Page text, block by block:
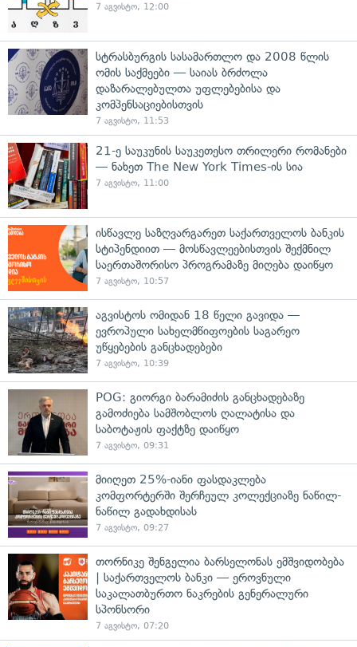
7 აგვისტო, 12:00
სტრასბურგის სასამართლო და 2008 წლის
ომის საქმეები — საიას ბრძოლა
დაზარალებულთა უფლებებისა და
კომპენსაციებისთვის
7 აგვისტო, 11:53
21-ე საუკუნის საუკეთესო თრილერი რომანები
— ნახეთ The New York Times-ის სია
7 აგვისტო, 11:00
ისწავლე საზღვარგარეთ საქართველოს ბანკის
სტიპენდიით — მოსწავლეებისთვის შექმნილ
საერთაშორისო პროგრამაზე მიღება დაიწყო
7 აგვისტო, 10:57
აგვისტოს ომიდან 18 წელი გავიდა —
ევროპული სახელმწიფოების საგარეო
უწყებების განცხადებები
7 აგვისტო, 10:39
POG: გიორგი ბარამიძის განცხადებაზე
გამოძიება სამშობლოს ღალატისა და
საბოტაჟის ფაქტზე დაიწყო
7 აგვისტო, 09:31
მიიღეთ 25%-იანი ფასდაკლება
კომფორტერში შერჩეულ კოლექციაზე ნაწილ-
ნაწილ გადახდისას
7 აგვისტო, 09:27
თორნიკე შენგელია ბარსელონას ემშვიდობება
| საქართველოს ბანკი — ეროვნული
საკალათბურთო ნაკრების გენერალური
სპონსორი
7 აგვისტო, 07:20